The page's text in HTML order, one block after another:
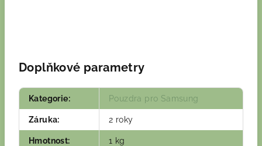
Doplňkové parametry
Kategorie: Pouzdra pro Samsung
Záruka: 2 roky
Hmotnost: 1 kg